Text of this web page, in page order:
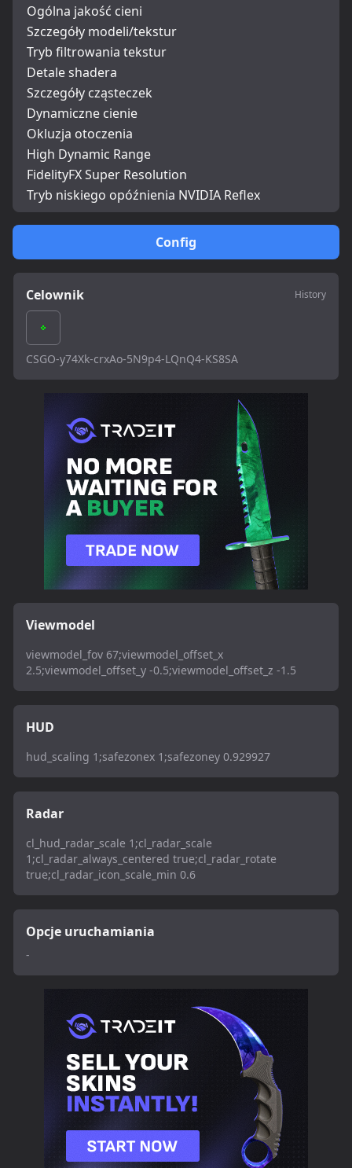
Config
Celownik History
CSGO-y74Xk-crxAo-5N9p4-LQnQ4-KS8SA
Viewmodel
viewmodel_fov 67;viewmodel_offset_x
2.5;viewmodel_offset_y -0.5;viewmodel_offset_z -1.5
HUD
hud_scaling 1;safezonex 1;safezoney 0.929927
Radar
cl_hud_radar_scale 1;cl_radar_scale
1;cl_radar_always_centered true;cl_radar_rotate
true;cl_radar_icon_scale_min 0.6
Opcje uruchamiania
-
Ogólna jakość cieni
Szczegóły modeli/tekstur
Tryb filtrowania tekstur
Detale shadera
Szczegóły cząsteczek
Dynamiczne cienie
Okluzja otoczenia
High Dynamic Range
FidelityFX Super Resolution
Tryb niskiego opóźnienia NVIDIA Reflex